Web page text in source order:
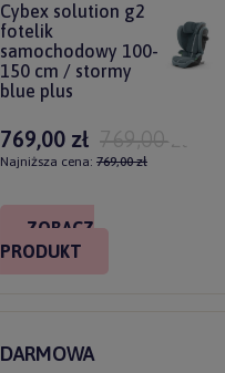
Cybex solution g2
fotelik
samochodowy 100-
150 cm / stormy
blue plus
769,00 zł 769,00 zł
Najniższa cena: 769,00 zł
ZOBACZ
PRODUKT
DARMOWA